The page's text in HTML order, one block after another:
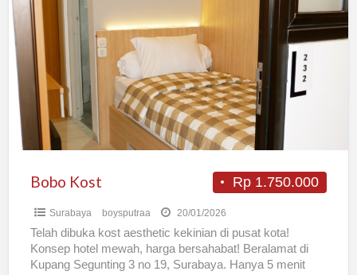
Kost
Rp 1.750.000
Bobo Kost
Surabaya boysputraa 20/01/2026
Telah dibuka kost aesthetic kekinian di pusat kota!
Konsep hotel mewah, harga bersahabat! Beralamat di
Kupang Segunting 3 no 19, Surabaya. Hanya 5 menit